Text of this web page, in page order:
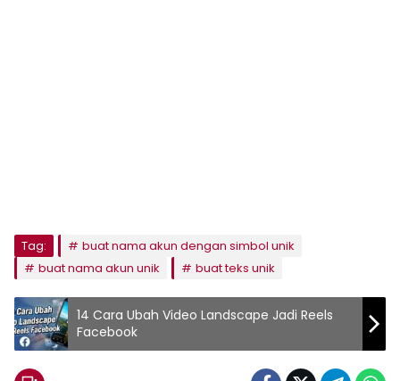
Tag:
buat nama akun dengan simbol unik
buat nama akun unik
buat teks unik
14 Cara Ubah Video Landscape Jadi Reels
Facebook